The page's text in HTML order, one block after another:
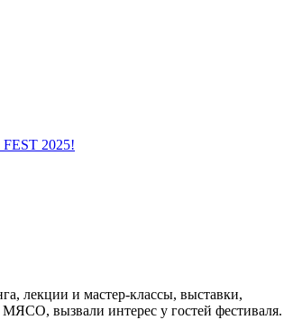
2025!
лекции и мастер-классы, выставки,
вызвали интерес у гостей фестиваля.